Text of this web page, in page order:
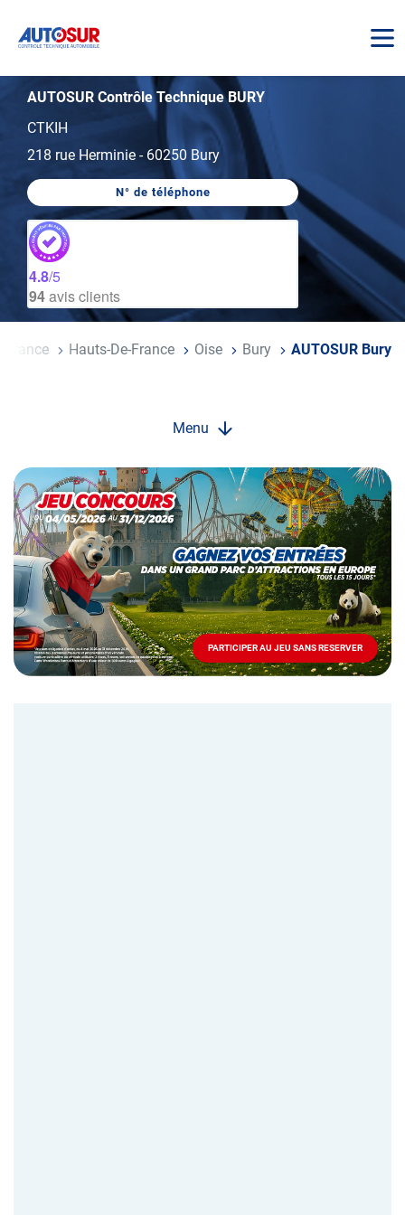
AUTOSUR Contrôle Technique BURY
CTKIH
218 rue Herminie - 60250 Bury
N° de téléphone
AFFICHER
LE
BURY
4.8/5
94avis clients
France Hauts-De-France Oise Bury AUTOSUR Bury
Menu
Opération
spéciale
Mai
-
Décembre
2026
Locations
PARTICIPER AU JEU SANS RESERVER
PARTICIPER
AU
JEU